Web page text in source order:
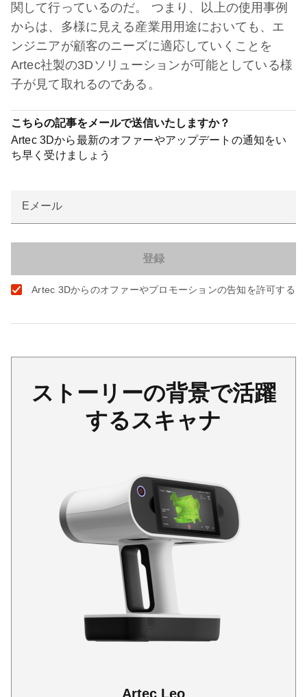
関して行っているのだ。 つまり、以上の使用事例
からは、多様に見える産業用用途においても、エ
ンジニアが顧客のニーズに適応していくことを
Artec社製の3Dソリューションが可能としている様
子が見て取れるのである。
こちらの記事をメールで送信いたしますか？
Artec 3Dから最新のオファーやアップデートの通知をい
ち早く受けましょう
Eメール
Artec 3Dからのオファーやプロモーションの告知を許可する
ストーリーの背景で活躍
するスキャナ
Artec Leo